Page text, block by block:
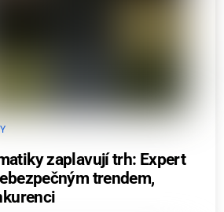
zaplavují trh: Expert
trendem,